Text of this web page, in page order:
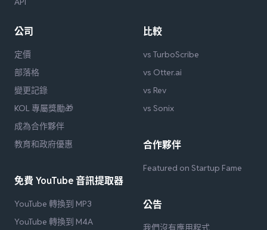
公司
定價
部落格
變更記錄
KOL 專屬獎勵🎁
成為合作夥伴
教育和政府優惠
免費 YouTube 音訊提取器
YouTube 轉換到 MP3
YouTube 轉換到 M4A
比較
vs TurboScribe
vs Otter.ai
vs Rev
vs Sonix
合作夥伴
Featured on Startup Fame
公告
我們沒有應用程式